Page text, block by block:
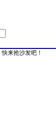
来抢沙发吧！